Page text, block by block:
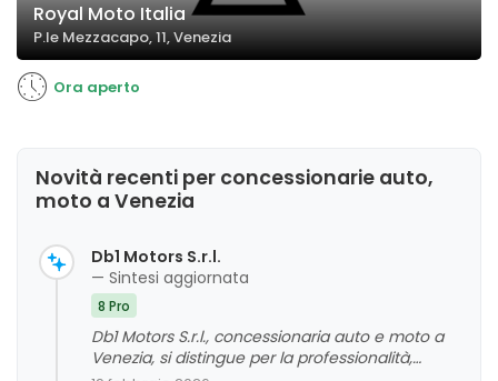
Royal Moto Italia
P.le Mezzacapo, 11, Venezia
Ora aperto
Novità recenti per concessionarie auto,
moto a Venezia
Db1 Motors S.r.l.
— Sintesi aggiornata
8 Pro
Db1 Motors S.r.l., concessionaria auto e moto a
Venezia, si distingue per la professionalità,